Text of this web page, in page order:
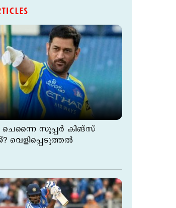
സൂപ്പര്‍ കിങ്സ്
വെളിപ്പെടുത്തല്‍